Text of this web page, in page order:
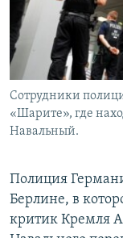
Сотрудники
«Шарите», где
Навальный.
Полиция
Берлине, в
критик Кремля